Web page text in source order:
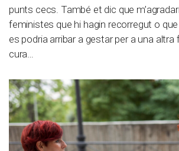
punts cecs. També et dic que
feministes que hi hagin recorregut o
es podria arribar a gestar per a una altra
cura…